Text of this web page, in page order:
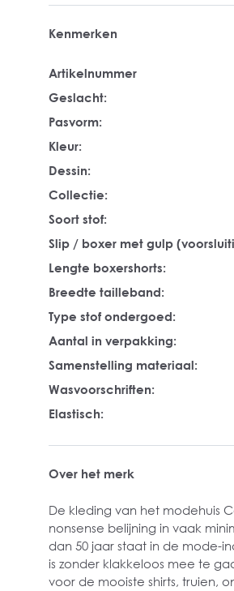
Kenmerken
Artikelnummer
Geslacht:
Pasvorm:
Kleur:
Dessin:
Collectie:
Soort stof:
Slip / boxer met gulp
Lengte boxershorts:
Breedte tailleband:
Type stof ondergoed:
Aantal in verpakking:
Samenstelling materiaal:
Wasvoorschriften:
Elastisch:
Over het merk
De kleding van het modehuis
nonsense belijning in vaak
dan 50 jaar staat in de mode-
is zonder klakkeloos mee te
voor de mooiste shirts, truien,